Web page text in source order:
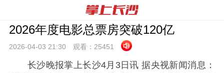
2026年度电影总票房突破120亿
2026-04-03 21:30 观看： 25451
长沙晚报掌上长沙4月3日讯 据央视新闻消息：